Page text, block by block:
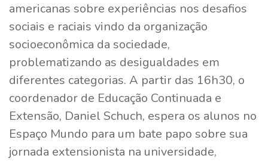
americanas sobre experiências nos desafios
sociais e raciais vindo da organização
socioeconômica da sociedade,
problematizando as desigualdades em
diferentes categorias. A partir das 16h30, o
coordenador de Educação Continuada e
Extensão, Daniel Schuch, espera os alunos no
Espaço Mundo para um bate papo sobre sua
jornada extensionista na universidade,